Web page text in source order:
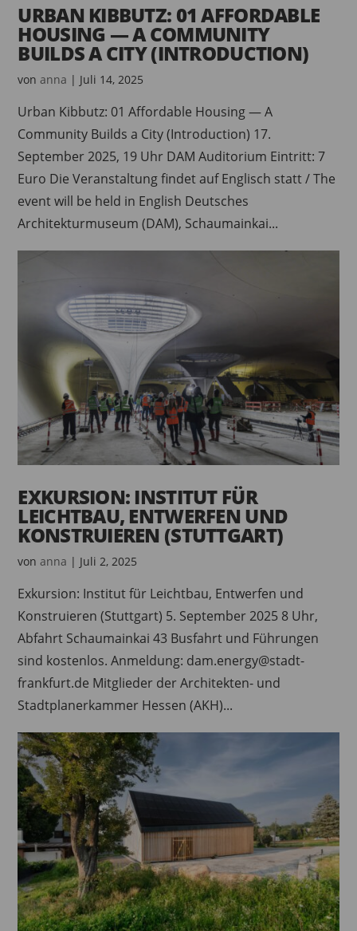
URBAN KIBBUTZ: 01 AFFORDABLE
HOUSING — A COMMUNITY
BUILDS A CITY (INTRODUCTION)
vonanna | Juli 14, 2025
Urban Kibbutz: 01 Affordable Housing — A
Community Builds a City (Introduction) 17.
September 2025, 19 Uhr DAM Auditorium Eintritt: 7
Euro Die Veranstaltung findet auf Englisch statt / The
event will be held in English Deutsches
Architekturmuseum (DAM), Schaumainkai...
EXKURSION: INSTITUT FÜR
LEICHTBAU, ENTWERFEN UND
KONSTRUIEREN (STUTTGART)
vonanna | Juli 2, 2025
Exkursion: Institut für Leichtbau, Entwerfen und
Konstruieren (Stuttgart) 5. September 2025 8 Uhr,
Abfahrt Schaumainkai 43 Busfahrt und Führungen
sind kostenlos. Anmeldung: dam.energy@stadt-
frankfurt.de Mitglieder der Architekten- und
Stadtplanerkammer Hessen (AKH)...